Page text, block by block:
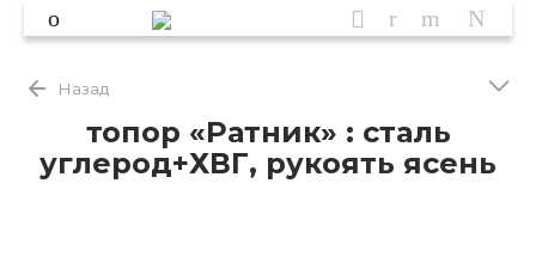
Назад
топор «Ратник» : сталь
углерод+ХВГ, рукоять ясень